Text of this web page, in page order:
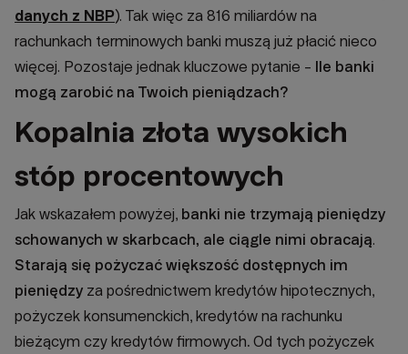
danych z NBP). Tak więc za 816 miliardów na
rachunkach terminowych banki muszą już płacić nieco
więcej. Pozostaje jednak kluczowe pytanie - Ile banki
mogą zarobić na Twoich pieniądzach?
Kopalnia złota wysokich
stóp procentowych
Jak wskazałem powyżej, banki nie trzymają pieniędzy
schowanych w skarbcach, ale ciągle nimi obracają.
Starają się pożyczać większość dostępnych im
pieniędzy za pośrednictwem kredytów hipotecznych,
pożyczek konsumenckich, kredytów na rachunku
bieżącym czy kredytów firmowych. Od tych pożyczek